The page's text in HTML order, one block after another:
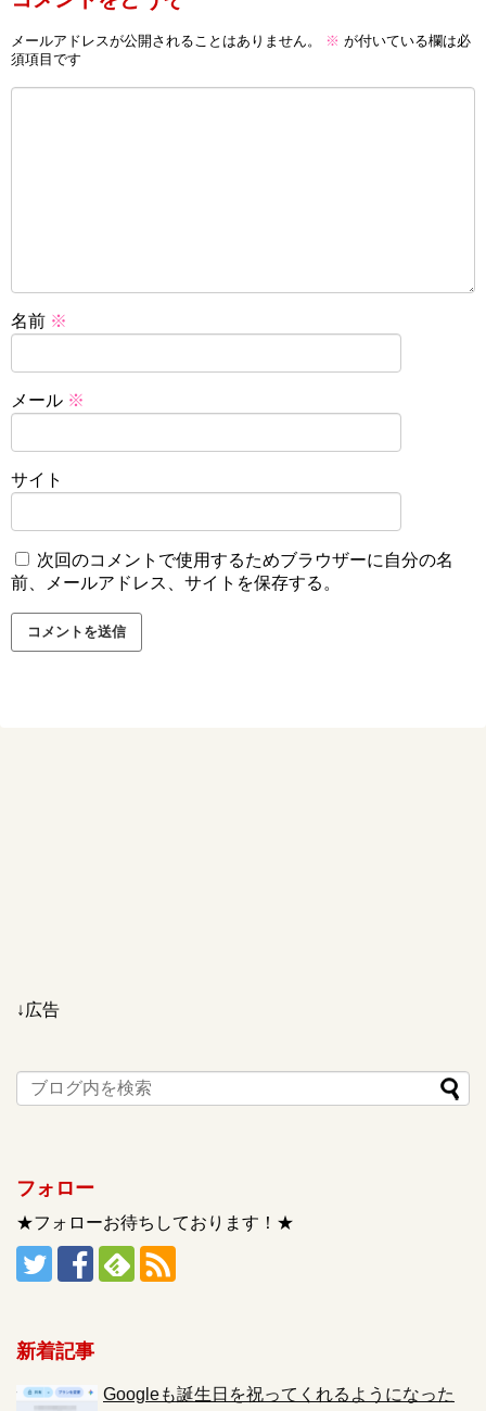
メールアドレスが公開されることはありません。 ※ が付いている欄は必
須項目です
名前 ※
メール ※
サイト
次回のコメントで使用するためブラウザーに自分の名
前、メールアドレス、サイトを保存する。
↓広告
フォロー
★フォローお待ちしております！★
新着記事
Googleも誕生日を祝ってくれるようになった